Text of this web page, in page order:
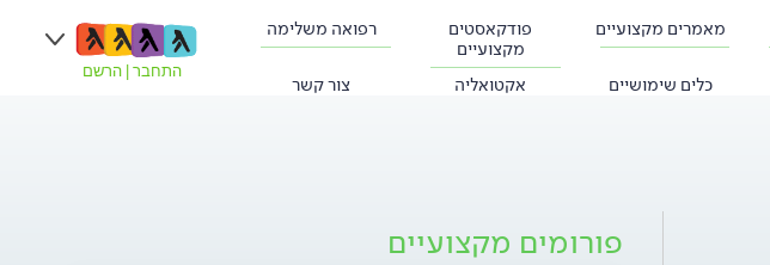
מאמרים מקצועיים
פודקאסטים
מקצועיים
רפואה משלימה
כלים שימושיים אקטואליה צור קשר
התחבר הרשם
פורומים מקצועיים